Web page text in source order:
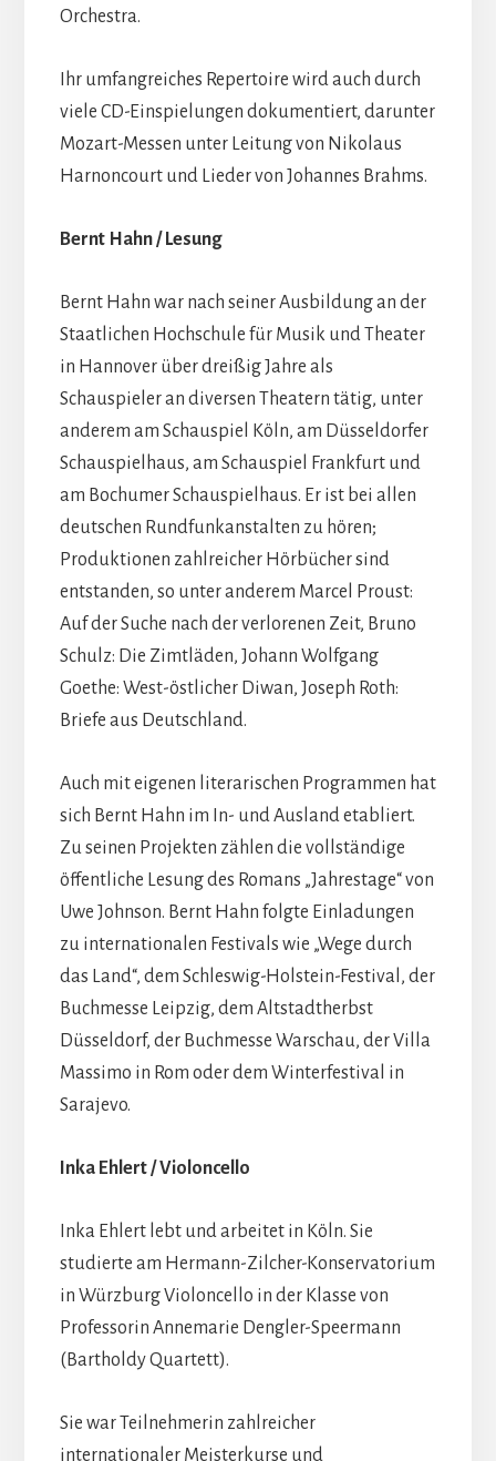
Orchestra.
Ihr umfangreiches Repertoire wird auch durch
viele CD-Einspielungen dokumentiert, darunter
Mozart-Messen unter Leitung von Nikolaus
Harnoncourt und Lieder von Johannes Brahms.
Bernt Hahn / Lesung
Bernt Hahn war nach seiner Ausbildung an der
Staatlichen Hochschule für Musik und Theater
in Hannover über dreißig Jahre als
Schauspieler an diversen Theatern tätig, unter
anderem am Schauspiel Köln, am Düsseldorfer
Schauspielhaus, am Schauspiel Frankfurt und
am Bochumer Schauspielhaus. Er ist bei allen
deutschen Rundfunkanstalten zu hören;
Produktionen zahlreicher Hörbücher sind
entstanden, so unter anderem Marcel Proust:
Auf der Suche nach der verlorenen Zeit, Bruno
Schulz: Die Zimtläden, Johann Wolfgang
Goethe: West-östlicher Diwan, Joseph Roth:
Briefe aus Deutschland.
Auch mit eigenen literarischen Programmen hat
sich Bernt Hahn im In- und Ausland etabliert.
Zu seinen Projekten zählen die vollständige
öffentliche Lesung des Romans „Jahrestage“ von
Uwe Johnson. Bernt Hahn folgte Einladungen
zu internationalen Festivals wie „Wege durch
das Land“, dem Schleswig-Holstein-Festival, der
Buchmesse Leipzig, dem Altstadtherbst
Düsseldorf, der Buchmesse Warschau, der Villa
Massimo in Rom oder dem Winterfestival in
Sarajevo.
Inka Ehlert / Violoncello
Inka Ehlert lebt und arbeitet in Köln. Sie
studierte am Hermann-Zilcher-Konservatorium
in Würzburg Violoncello in der Klasse von
Professorin Annemarie Dengler-Speermann
(Bartholdy Quartett).
Sie war Teilnehmerin zahlreicher
internationaler Meisterkurse und